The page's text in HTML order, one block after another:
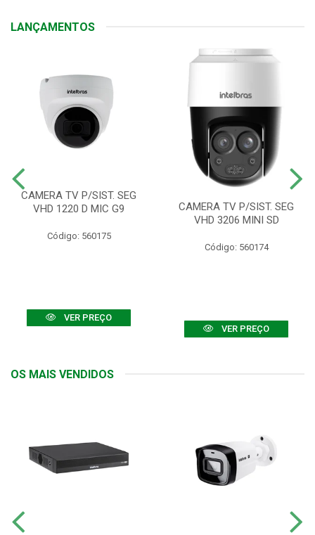
LANÇAMENTOS
CAMERA TV P/SIST. SEG
VHD 1220 D MIC G9
Código: 560175
VER PREÇO
CAMERA TV P/SIST. SEG
VHD 3206 MINI SD
Código: 560174
VER PREÇO
OS MAIS VENDIDOS